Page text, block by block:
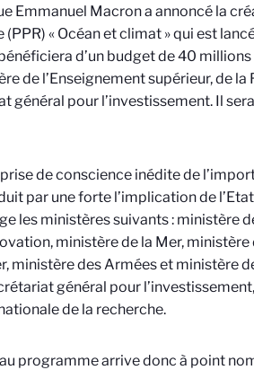
Emmanuel Macron a annoncé la
(PPR) « Océan et climat » qui est
d’un budget de 40
de l’Enseignement supérieur, de
général pour l’investissement. Il
prise de conscience inédite de
par une forte l’implication de
les ministères suivants : ministère
ministère de la Mer,
ministère des Armées et ministère
général pour
de la recherche.
programme arrive donc à point